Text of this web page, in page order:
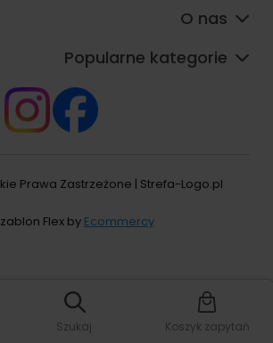
O nas
Popularne kategorie
Szukaj Koszyk zapytań
Prawa Zastrzeżone | Strefa-Logo.pl
Flex by Ecommercy
pełną wersję strony
internetowy Shoper Premium